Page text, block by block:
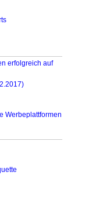
erfolgreich auf
Werbeplattformen